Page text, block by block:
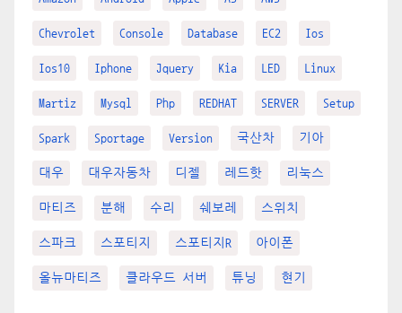
Chevrolet Console Database EC2 Ios
Ios10 Iphone Jquery Kia LED Linux
Martiz Mysql Php REDHAT SERVER Setup
Spark Sportage Version 국산차 기아
대우 대우자동차 디젤 레드핫 리눅스
마티즈 분해 수리 쉐보레 스위치
스파크 스포티지 스포티지R 아이폰
올뉴마티즈 클라우드 서버 튜닝 현기